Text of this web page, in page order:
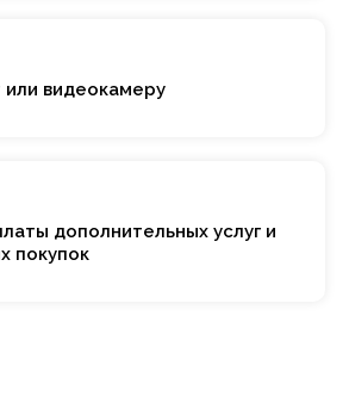
видеокамеру
дополнительных услуг и
покупок